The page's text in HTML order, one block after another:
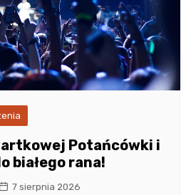
Potańcówki i
białego rana!
7 sierpnia 2026